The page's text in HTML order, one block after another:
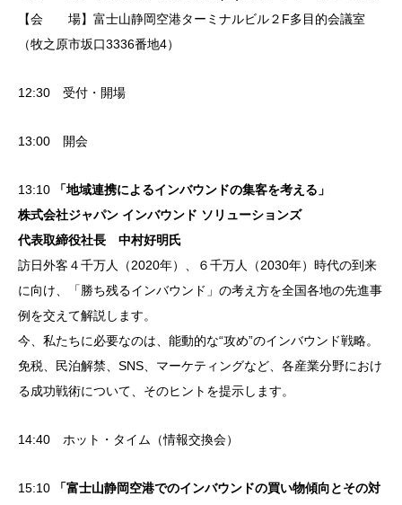
【会 場】富士山静岡空港ターミナルビル２F多目的会議室
（牧之原市坂口3336番地4）
12:30 受付・開場
13:00 開会
13:10
「地域連携によるインバウンドの集客を考える」
株式会社ジャパン インバウンド ソリューションズ
代表取締役社長 中村好明氏
訪日外客４千万人（2020年）、６千万人（2030年）時代の到来
に向け、「勝ち残るインバウンド」の考え方を全国各地の先進事
例を交えて解説します。
今、私たちに必要なのは、能動的な“攻め”のインバウンド戦略。
免税、民泊解禁、SNS、マーケティングなど、各産業分野におけ
る成功戦術について、そのヒントを提示します。
14:40 ホット・タイム（情報交換会）
15:10
「富士山静岡空港でのインバウンドの買い物傾向とその対